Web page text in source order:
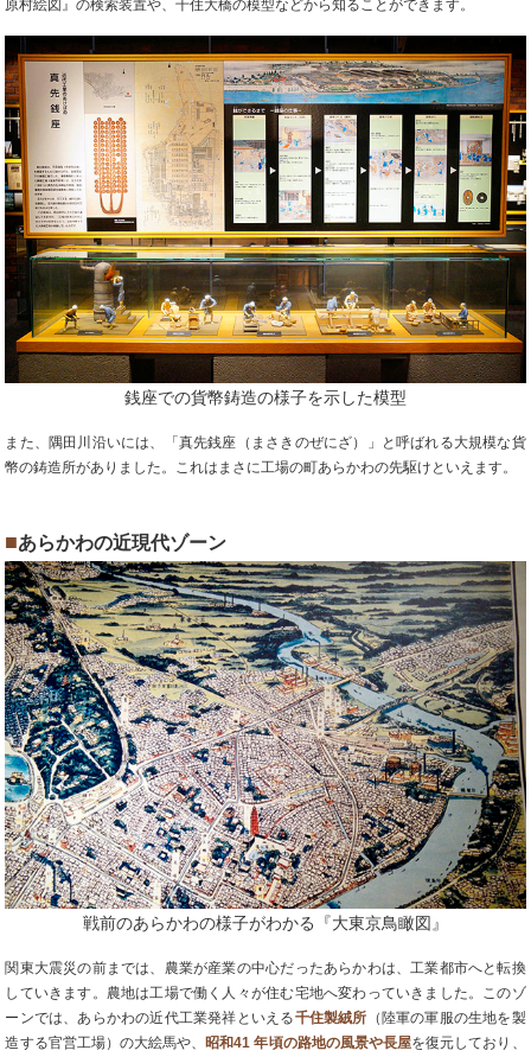
原村絵図』の検索装置や、千住大橋の模型などから知ることができます。
銭座での貨幣鋳造の様子を示した模型
また、隅田川沿いには、「真先銭座（まさきのぜにざ）」と呼ばれる大規模な貨
幣の鋳造所がありました。これはまさに工場の町あらかわの先駆けといえます。
■あらかわの近現代ゾーン
戦前のあらかわの様子がわかる『大東京鳥瞰図』
関東大震災の前までは、農業が産業の中心だったあらかわは、工業都市へと転換
していきます。農地は工場で働く人々が住む宅地へ変わっていきました。このゾ
ーンでは、あらかわの近代工業発祥といえる千住製絨所 （陸軍の軍服の生地を製
造する官営工場）の大絵馬や、昭和41 年頃の路地の風景や長屋を復元しており、